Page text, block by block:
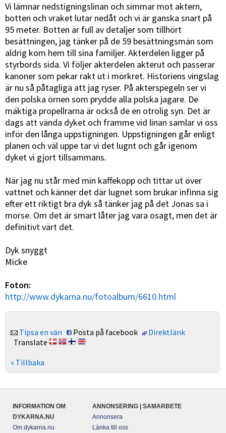
Vi lämnar nedstigningslinan och simmar mot aktern,
botten och vraket lutar nedåt och vi är ganska snart på
95 meter. Botten är full av detaljer som tillhört
besättningen, jag tänker på de 59 besättningsmän som
aldrig kom hem till sina familjer. Akterdelen ligger på
styrbords sida. Vi följer akterdelen akterut och passerar
kanoner som pekar rakt ut i mörkret. Historiens vingslag
är nu så påtagliga att jag ryser. På akterspegeln ser vi
den polska örnen som prydde alla polska jagare. De
mäktiga propellrarna är också de en otrolig syn. Det är
dags att vända dyket och framme vid linan samlar vi oss
inför den långa uppstigningen. Uppstigningen går enligt
planen och väl uppe tar vi det lugnt och går igenom
dyket vi gjort tillsammans.
När jag nu står med min kaffekopp och tittar ut över
vattnet och känner det där lugnet som brukar infinna sig
efter ett riktigt bra dyk så tänker jag på det Jonas sa i
morse. Om det är smart låter jag vara osagt, men det är
definitivt värt det.
Dyk snyggt
Micke
Foton:
http://www.dykarna.nu/fotoalbum/6610.html
Tipsa en vän Posta på facebook
Direktlänk
Translate
« Tillbaka
INFORMATION OM
DYKARNA.NU
Om dykarna.nu
ANNONSERING | SAMARBETE
Annonsera
Länka till oss